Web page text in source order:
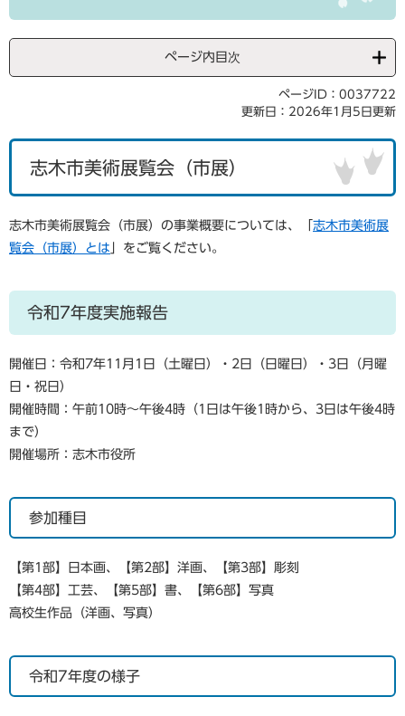
ページ内目次
ページID：0037722
更新日：2026年1月5日更新
志木市美術展覧会（市展）
志木市美術展覧会（市展）の事業概要については、「 志木市美術展
覧会（市展）とは 」をご覧ください。
令和7年度実施報告
開催日：令和7年11月1日（土曜日）・2日（日曜日）・3日（月曜
日・祝日）
開催時間：午前10時～午後4時（1日は午後1時から、3日は午後4時
まで）
開催場所：志木市役所
参加種目
【第1部】日本画、【第2部】洋画、【第3部】彫刻
【第4部】工芸、【第5部】書、【第6部】写真
高校生作品（洋画、写真）
令和7年度の様子